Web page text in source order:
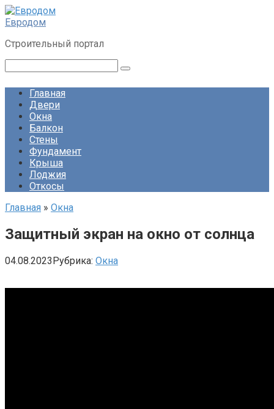
Перейти
к
Евродом
Строительный портал
Главная
Двери
Окна
Балкон
Стены
Фундамент
Крыша
Лоджия
Откосы
Главная » Окна
Защитный экран на окно от солнца
04.08.2023Рубрика: Окна